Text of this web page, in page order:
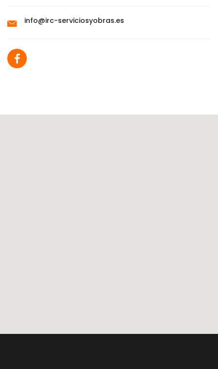
info@irc-serviciosyobras.es